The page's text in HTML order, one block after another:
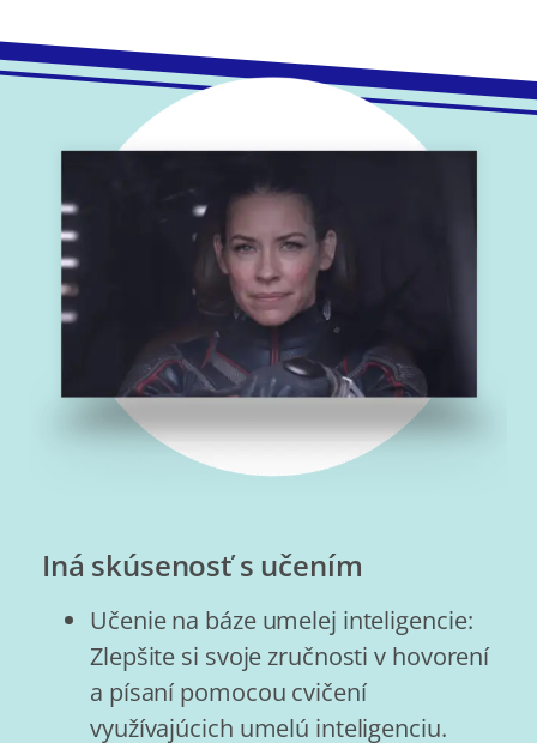
Iná skúsenosť s učením
Učenie na báze umelej inteligencie:
Zlepšite si svoje zručnosti v hovorení
a písaní pomocou cvičení
využívajúcich umelú inteligenciu.